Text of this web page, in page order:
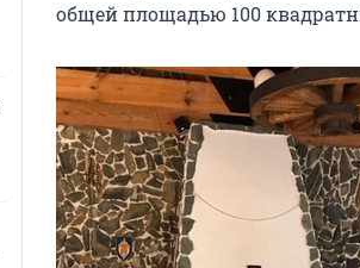
общей площадью 100